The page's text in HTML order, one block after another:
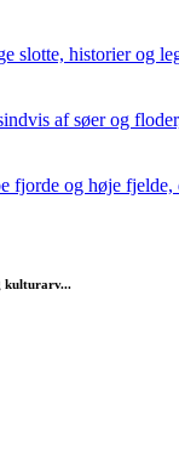
slotte, historier og
af søer og
fjorde og høje
kulturarv...